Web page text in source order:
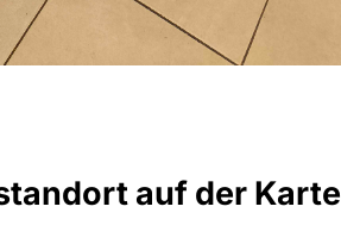
auf der Karte